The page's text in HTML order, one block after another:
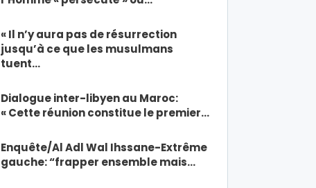
« Il n’y aura pas de résurrection
jusqu’à ce que les musulmans
tuent…
Dialogue inter-libyen au Maroc:
« Cette réunion constitue le premier…
Enquête/Al Adl Wal Ihssane-Extrême
gauche: “frapper ensemble mais…